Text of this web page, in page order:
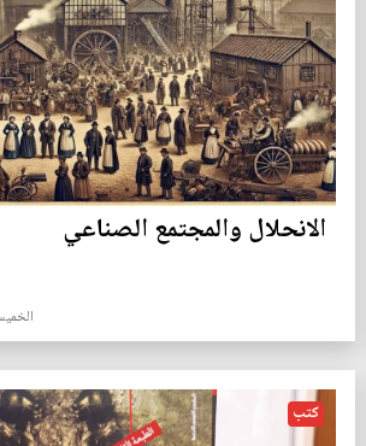
الانحلال والمجتمع الصناعي
الخميس 19 كانون
كتب